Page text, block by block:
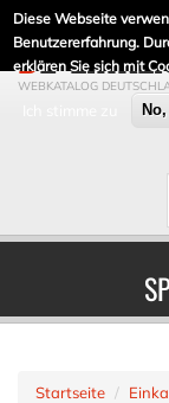
Diese Webseite
Benutzererfahrung.
erklären Sie sich mit
DE-
WEBKATALOG
Startseite